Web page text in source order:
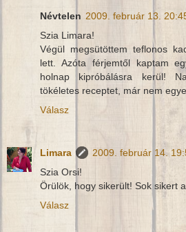
Névtelen 2009. február 13.
Szia Limara!
Végül megsütöttem teflonos
lett. Azóta férjemtől kaptam
holnap kipróbálásra kerül!
tökéletes receptet, már nem
Válasz
Limara
2009. február 14.
Szia Orsi!
Örülök, hogy sikerült! Sok sikert
Válasz